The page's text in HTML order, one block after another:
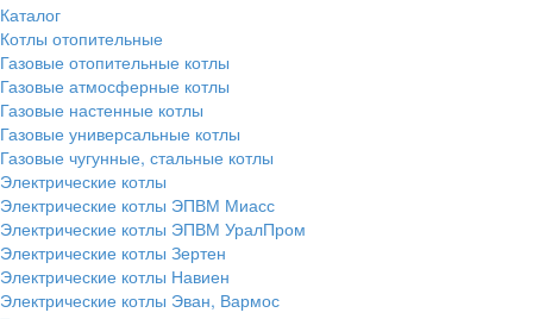
Каталог
Котлы отопительные
Газовые отопительные котлы
Газовые атмосферные котлы
Газовые настенные котлы
Газовые универсальные котлы
Газовые чугунные, стальные котлы
Электрические котлы
Электрические котлы ЭПВМ Миасс
Электрические котлы ЭПВМ УралПром
Электрические котлы Зертен
Электрические котлы Навиен
Электрические котлы Эван, Вармос